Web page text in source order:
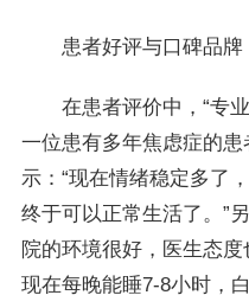
患者好评与口碑品牌
在患者评价中，“专业
一位患有多年焦虑症的
示：“现在情绪稳定多了
终于可以正常生活了。”
院的环境很好，医生态
现在每晚能睡7-8小时，